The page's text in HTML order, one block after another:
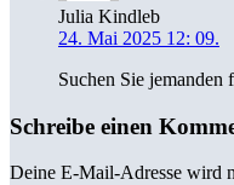
Julia Kindleb
24. Mai 2025 12: 09.
Suchen Sie
Schreibe einen
Deine E-Mail-Adresse wird